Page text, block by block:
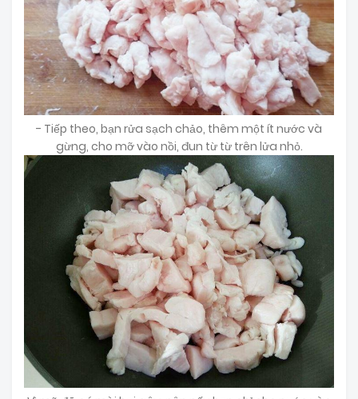
- Tiếp theo, bạn rửa sạch chảo, thêm một ít nước và
gừng, cho mỡ vào nồi, đun từ từ trên lửa nhỏ.